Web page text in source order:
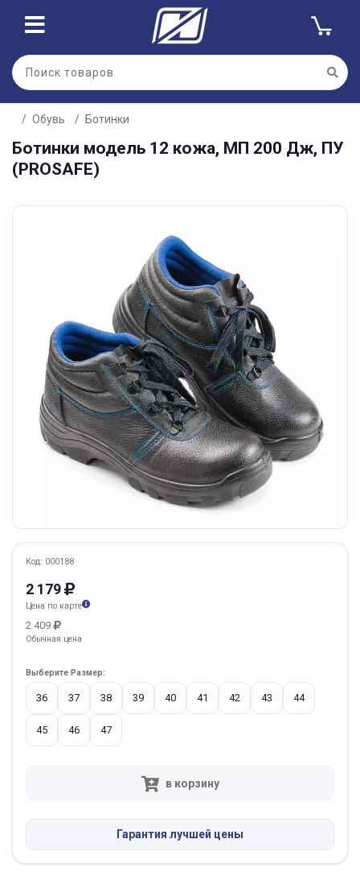
Обувь Ботинки
Ботинки модель 12 кожа, МП 200 Дж, ПУ
(PROSAFE)
Код: 000188
2 179
Цена по карте
2 409
Обычная цена
Выберите Размер:
36 37 38 39 40 41 42 43 44
45 46 47
в корзину
Гарантия лучшей цены